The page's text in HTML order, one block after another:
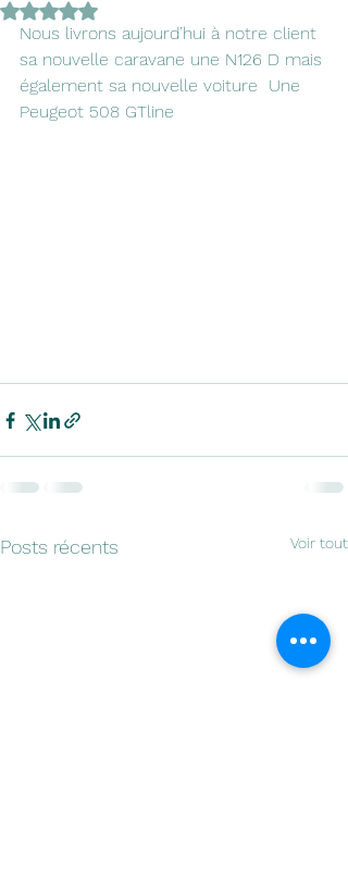
Noté NaN étoiles sur 5.
Nous livrons aujourd’hui à notre client
sa nouvelle caravane une N126 D mais
également sa nouvelle voiture  Une
Peugeot 508 GTline
Posts récents Voir tout